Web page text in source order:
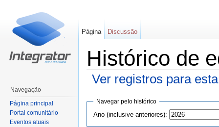
Histórico de
Ver registros para
Navegar pelo histórico
Ano (inclusive anteriores):
Página Discussão
Navegação
Página principal
Portal comunitário
Eventos atuais